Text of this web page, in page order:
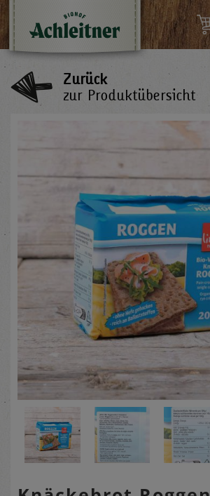
Zurück
zur Produktübersicht